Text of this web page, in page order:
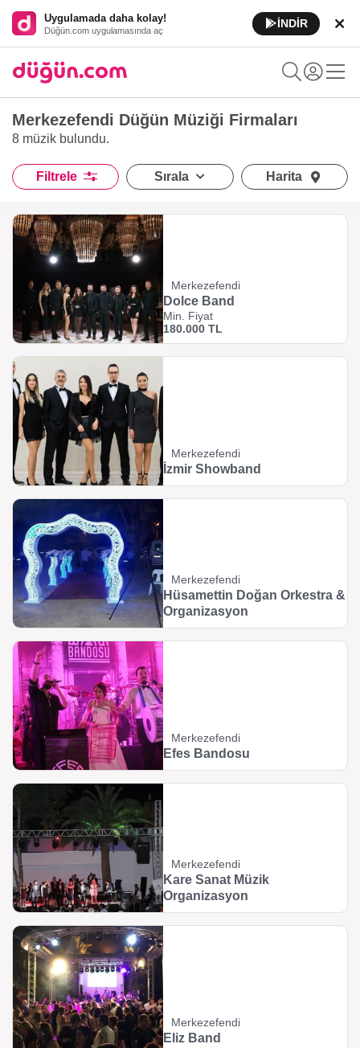
Uygulamada daha kolay!
Düğün.com uygulamasında aç
İNDİR
Merkezefendi Düğün Müziği Firmaları
8 müzik bulundu.
Filtrele Sırala Harita
Merkezefendi
Dolce Band
Min. Fiyat
180.000 TL
Merkezefendi
İzmir Showband
Merkezefendi
Hüsamettin Doğan Orkestra &
Organizasyon
Merkezefendi
Efes Bandosu
Merkezefendi
Kare Sanat Müzik
Organizasyon
Merkezefendi
Eliz Band